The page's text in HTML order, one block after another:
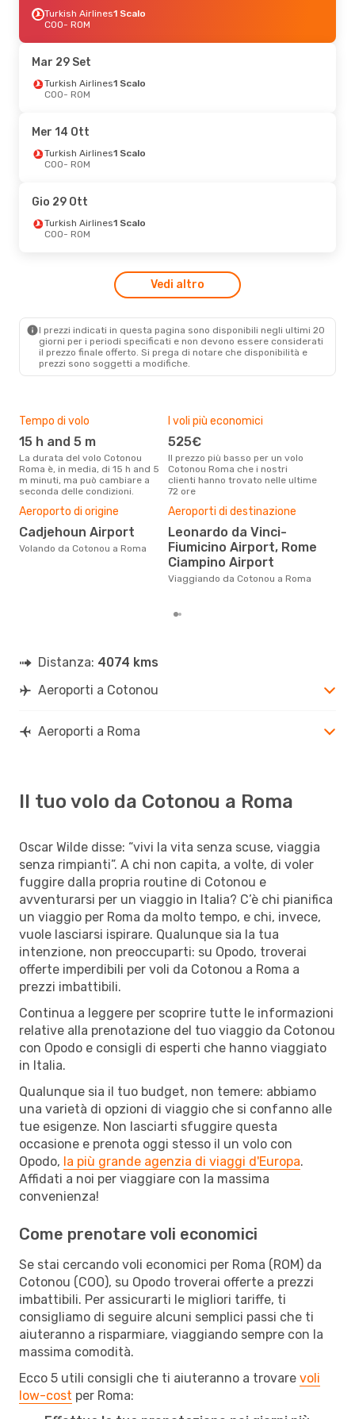
Turkish Airlines1 Scalo
COO- ROM
Mar 29 Set
Turkish Airlines1 Scalo
COO- ROM
Mer 14 Ott
Turkish Airlines1 Scalo
COO- ROM
Gio 29 Ott
Turkish Airlines1 Scalo
COO- ROM
Vedi altro
I prezzi indicati in questa pagina sono disponibili negli ultimi 20
giorni per i periodi specificati e non devono essere considerati
il ​​prezzo finale offerto. Si prega di notare che disponibilità e
prezzi sono soggetti a modifiche.
Tempo di volo
15 h and 5 m
La durata del volo Cotonou
Roma è, in media, di 15 h and 5
m minuti, ma può cambiare a
seconda delle condizioni.
I voli più economici
525€
Il prezzo più basso per un volo
Cotonou Roma che i nostri
clienti hanno trovato nelle ultime
72 ore
Aeroporto di origine
Cadjehoun Airport
Volando da Cotonou a Roma
Aeroporti di destinazione
Leonardo da Vinci-
Fiumicino Airport, Rome
Ciampino Airport
Viaggiando da Cotonou a Roma
Distanza: 4074 kms
Aeroporti a Cotonou
Aeroporti a Roma
Il tuo volo da Cotonou a Roma
Oscar Wilde disse: “vivi la vita senza scuse, viaggia
senza rimpianti”. A chi non capita, a volte, di voler
fuggire dalla propria routine di Cotonou e
avventurarsi per un viaggio in Italia? C’è chi pianifica
un viaggio per Roma da molto tempo, e chi, invece,
vuole lasciarsi ispirare. Qualunque sia la tua
intenzione, non preoccuparti: su Opodo, troverai
offerte imperdibili per voli da Cotonou a Roma a
prezzi imbattibili.
Continua a leggere per scoprire tutte le informazioni
relative alla prenotazione del tuo viaggio da Cotonou
con Opodo e consigli di esperti che hanno viaggiato
in Italia.
Qualunque sia il tuo budget, non temere: abbiamo
una varietà di opzioni di viaggio che si confanno alle
tue esigenze. Non lasciarti sfuggire questa
occasione e prenota oggi stesso il un volo con
Opodo, la più grande agenzia di viaggi d'Europa.
Affidati a noi per viaggiare con la massima
convenienza!
Come prenotare voli economici
Se stai cercando voli economici per Roma (ROM) da
Cotonou (COO), su Opodo troverai offerte a prezzi
imbattibili. Per assicurarti le migliori tariffe, ti
consigliamo di seguire alcuni semplici passi che ti
aiuteranno a risparmiare, viaggiando sempre con la
massima comodità.
Ecco 5 utili consigli che ti aiuteranno a trovare voli
low-cost per Roma: